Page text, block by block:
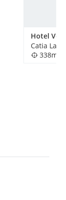
Catia La
338m